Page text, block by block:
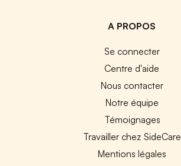
A PROPOS
Se connecter
Centre d'aide
Nous contacter
Notre équipe
Témoignages
Travailler chez SideCare
Mentions légales